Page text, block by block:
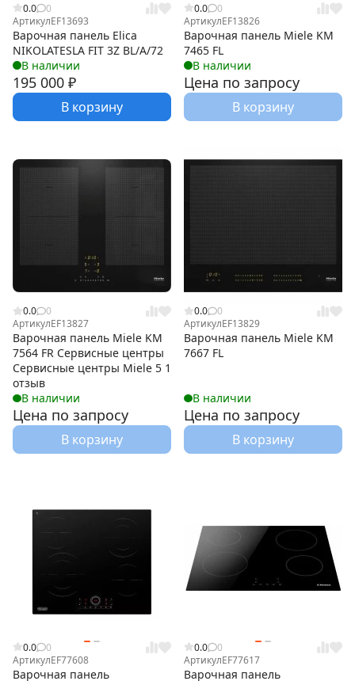
0.0
0
АртикулEF13693
Варочная панель Elica
NIKOLATESLA FIT 3Z BL/A/72
В наличии
195 000 ₽
В корзину
0.0
0
АртикулEF13826
Варочная панель Miele KM
7465 FL
В наличии
Цена по запросу
В корзину
0.0
0
АртикулEF13827
Варочная панель Miele KM
7564 FR Сервисные центры
Сервисные центры Miele 5 1
отзыв
В наличии
Цена по запросу
В корзину
0.0
0
АртикулEF13829
Варочная панель Miele KM
7667 FL
В наличии
Цена по запросу
В корзину
0.0
0
АртикулEF77608
Варочная панель
0.0
0
АртикулEF77617
Варочная панель